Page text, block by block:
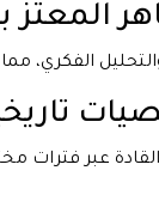
المعتز
الفكري، مما
عبر فترات